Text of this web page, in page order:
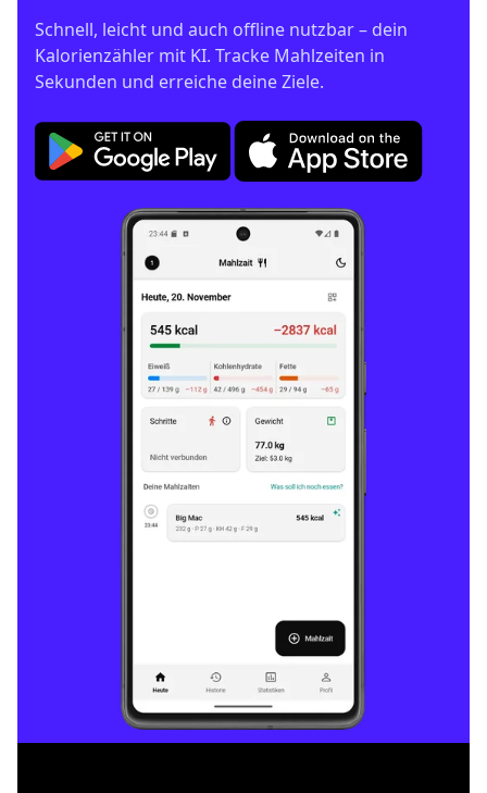
Schnell, leicht und auch offline nutzbar – dein
Kalorienzähler mit KI. Tracke Mahlzeiten in
Sekunden und erreiche deine Ziele.